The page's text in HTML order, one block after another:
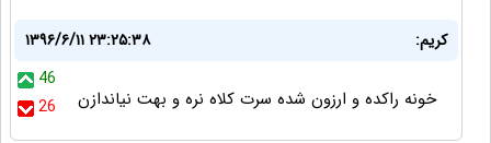
کریم:
۱۳۹۶/۶/۱۱ ۲۳:۲۵:۳۸
46
26
خونه راکده و ارزون شده سرت کلاه نره و بهت نیاندازن